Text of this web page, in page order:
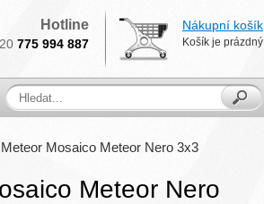
Hotline
775 994 887
Nákupní košík
Košík je prázdný
Mosaico Meteor Nero 3x3
Meteor Nero